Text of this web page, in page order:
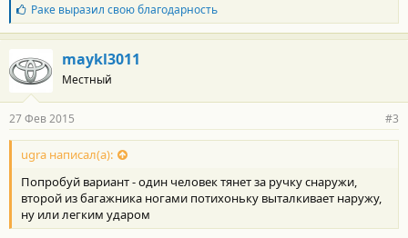
Б
л
а
о
д
а
н
о
с
и
:
Ракевыразил свою благодарность
maykl3011
Местный
27 Фев 2015 #3
ugra написал(а):
Попробуй вариант - один человек тянет за ручку снаружи,
второй из багажника ногами потихоньку выталкивает наружу,
ну или легким ударом